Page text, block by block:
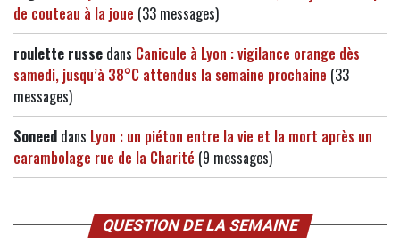
de couteau à la joue (33 messages)
roulette russe dans Canicule à Lyon : vigilance orange dès
samedi, jusqu’à 38°C attendus la semaine prochaine (33
messages)
Soneed dans Lyon : un piéton entre la vie et la mort après un
carambolage rue de la Charité (9 messages)
QUESTION DE LA SEMAINE